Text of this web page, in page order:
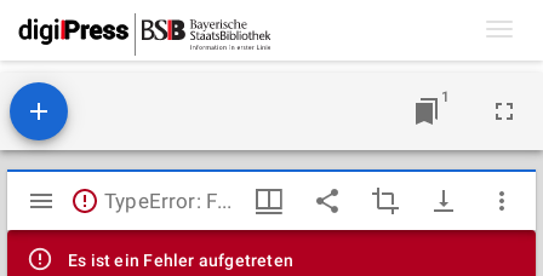
1
Mirador
Viewer
TypeError: Failed to fetch
Es ist ein Fehler aufgetreten